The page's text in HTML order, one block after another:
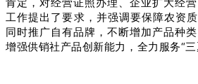
工作提出了要求，并强调要保障农资
同时推广自有品牌，不断增加产品种
增强供销社产品创新能力，全力服务“三